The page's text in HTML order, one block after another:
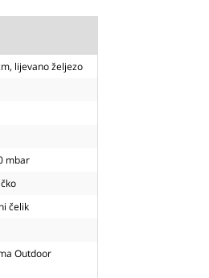
lijevano željezo
mbar
čelik
Outdoor